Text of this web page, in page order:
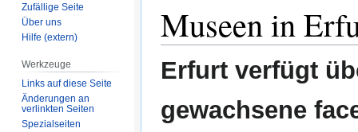
Navigation
springen
Suche
springen
Museen in
Erfurt verfügt
gewachsene
Zufällige Seite
Über uns
Hilfe (extern)
Werkzeuge
Links auf diese Seite
Änderungen an
verlinkten Seiten
Spezialseiten